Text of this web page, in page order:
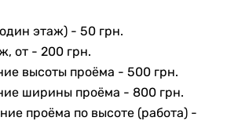
этаж) - 50 грн.
от - 200 грн.
высоты проёма - 500 грн.
ширины проёма - 800 грн.
проёма по высоте (работа) -